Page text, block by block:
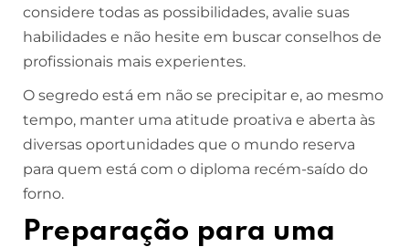
considere todas as possibilidades, avalie suas
habilidades e não hesite em buscar conselhos de
profissionais mais experientes.
O segredo está em não se precipitar e, ao mesmo
tempo, manter uma atitude proativa e aberta às
diversas oportunidades que o mundo reserva
para quem está com o diploma recém-saído do
forno.
Preparação para uma